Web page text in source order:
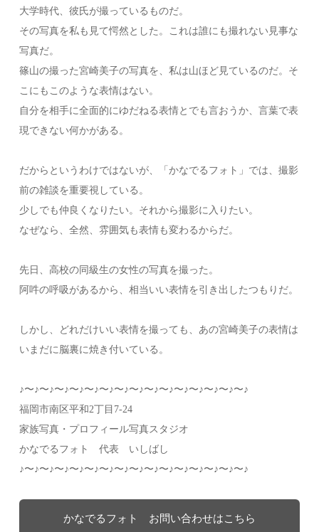
大学時代、彼氏が撮っているものだ。
その写真を私も見て愕然とした。これは誰にも撮れない見事な
写真だ。
篠山の撮った宮崎美子の写真を、私は山ほど見ているのだ。そ
こにもこのような表情はない。
自分を相手に全面的にゆだねる表情とでも言おうか、言葉で表
現できない何かがある。
だからというわけではないが、「かなでるフォト」では、撮影
前の雑談を重要視している。
少しでも仲良くなりたい。それから撮影に入りたい。
なぜなら、全然、雰囲気も表情も変わるからだ。
先日、高校の同級生の女性の写真を撮った。
阿吽の呼吸があるから、相当いい表情を引き出したつもりだ。
しかし、どれだけいい表情を撮っても、あの宮崎美子の表情は
いまだに脳裏に焼き付いている。
♪〜♪〜♪〜♪〜♪〜♪〜♪〜♪〜♪〜♪〜♪〜♪〜♪〜♪〜♪〜♪
福岡市南区平和2丁目7-24
家族写真・プロフィール写真スタジオ
かなでるフォト 代表 いしばし
♪〜♪〜♪〜♪〜♪〜♪〜♪〜♪〜♪〜♪〜♪〜♪〜♪〜♪〜♪〜♪
かなでるフォト お問い合わせはこちら